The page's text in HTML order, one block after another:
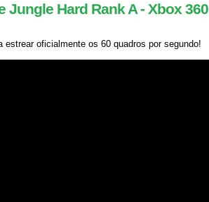
Jungle Hard Rank A - Xbox 360
oficialmente os 60 quadros por segundo!